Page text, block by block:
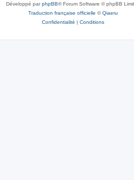
Développé parphpBB® Forum Software © phpBB
Traduction française officielle ©Qiaeru
Confidentialité | Conditions